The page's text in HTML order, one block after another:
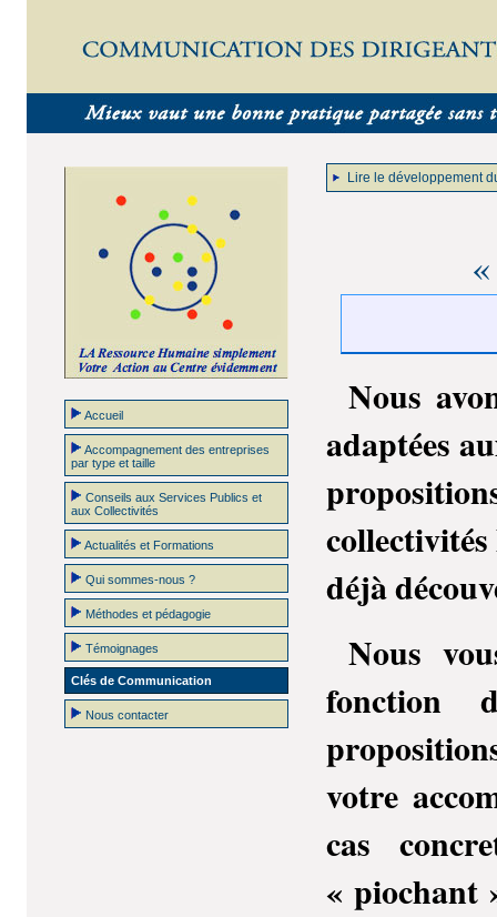
Lire le développement
Nous
adaptées
collectivités
déjà
Nous
fonction
votre
cas
« piochant
Accueil
Accompagnement des entreprises
par type et taille
Conseils aux Services Publics et
aux Collectivités
Actualités et Formations
Qui sommes-nous ?
Méthodes et pédagogie
Témoignages
Clés de Communication
Nous contacter